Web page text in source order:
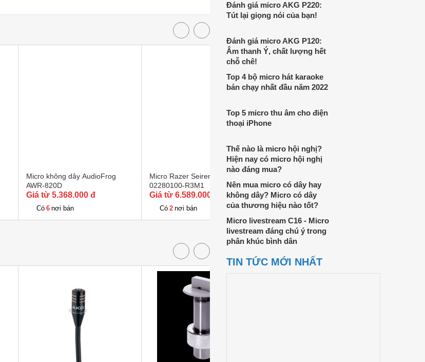
Micro không dây AudioFrog
AWR-820D
Giá từ 5.368.000 đ
Có 6 nơi bán
Micro Razer Seiren Elite RZ19-
02280100-R3M1
Giá từ 6.589.000 đ
Có 2 nơi bán
ER6100S
Giá từ 5.490.000 đ
Có 2 nơi bán
này.
Đánh giá micro AKG P220:
Tút lại giọng nói của bạn!
Đánh giá micro AKG P120:
Âm thanh Ý, chất lượng hết
chỗ chê!
Top 4 bộ micro hát karaoke
bán chạy nhất đầu năm 2022
Top 5 micro thu âm cho điện
thoại iPhone
Thế nào là micro hội nghị?
Hiện nay có micro hội nghị
nào đáng mua?
Nên mua micro có dây hay
không dây? Micro có dây
của thương hiệu nào tốt?
Micro livestream C16 - Micro
livestream đáng chú ý trong
phân khúc bình dân
TIN TỨC MỚI NHẤT